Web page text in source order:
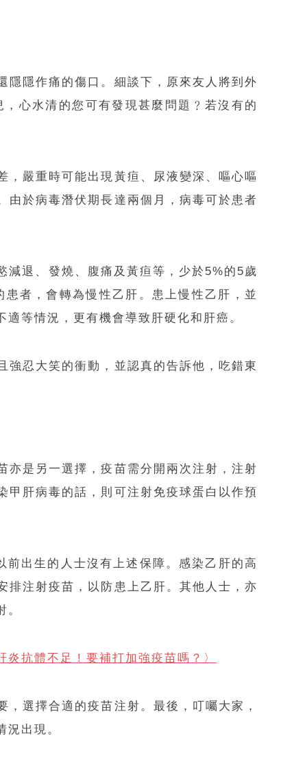
隱隱作痛的傷口。細談下，原來友人將到外
心水清的您可有發現甚麼問題﹖若沒有的
，嚴重時可能出現黃疸、尿液變深、嘔心嘔
由於病毒潛伏期長達兩個月，病毒可於患者
減退、發燒、腹痛及黃疸等，少於5%的5歲
者，會轉為慢性乙肝。患上慢性乙肝，並
等情況，更有機會導致肝硬化和肝癌。
強忍大笑的衝動，並認真的告訴他，吃錯東
亦是另一選擇，疫苗需分開兩次注射，注射
甲肝病毒的話，則可注射免疫球蛋白以作預
出生的人士沒有上述保障。感染乙肝的高
排注射疫苗，以防患上乙肝。其他人士，亦
炎抗體不足！要補打加強疫苗嗎？〉
選擇合適的疫苗注射。最後，叮囑大家，
出現。